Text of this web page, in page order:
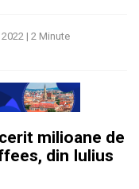
| 2 Minute
milioane de
din Iulius